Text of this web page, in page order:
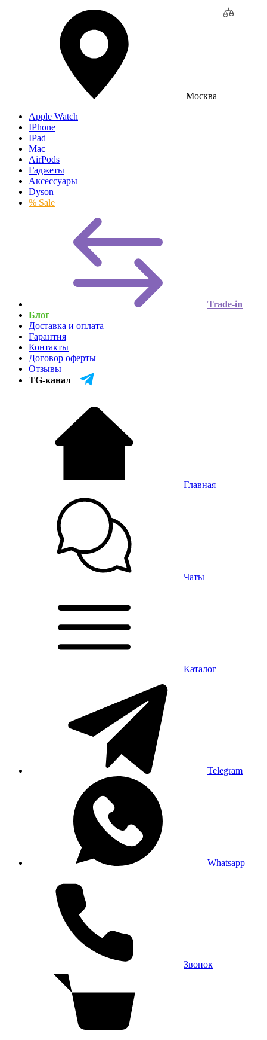
Москва
Apple Watch
IPhone
IPad
Mac
AirPods
Гаджеты
Аксессуары
Dyson
% Sale
Trade-in
Блог
Доставка и оплата
Гарантия
Контакты
Договор оферты
Отзывы
TG-канал
Главная
Чаты
Каталог
Telegram
Whatsapp
Звонок